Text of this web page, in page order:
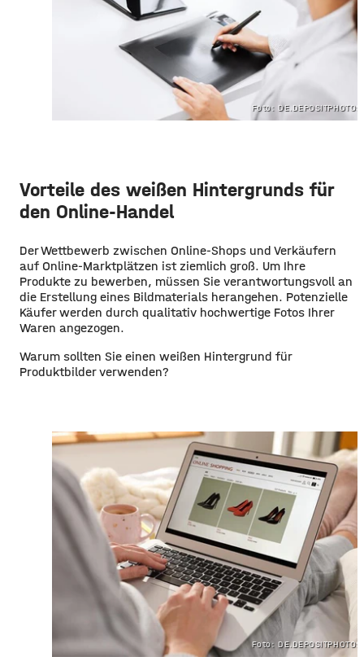
Foto:
Vorteile des weißen Hintergrunds für
den Online-Handel
Der Wettbewerb zwischen Online-Shops und Verkäufern
auf Online-Marktplätzen ist ziemlich groß. Um Ihre
Produkte zu bewerben, müssen Sie verantwortungsvoll an
die Erstellung eines Bildmaterials herangehen. Potenzielle
Käufer werden durch qualitativ hochwertige Fotos Ihrer
Waren angezogen.
Warum sollten Sie einen weißen Hintergrund für
Produktbilder verwenden?
Foto: